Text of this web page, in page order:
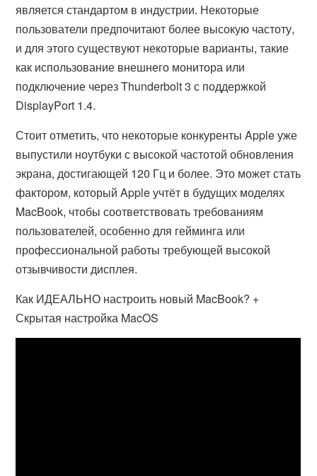
является стандартом в индустрии. Некоторые
пользователи предпочитают более высокую частоту,
и для этого существуют некоторые варианты, такие
как использование внешнего монитора или
подключение через Thunderbolt 3 с поддержкой
DisplayPort 1.4.
Стоит отметить, что некоторые конкуренты Apple уже
выпустили ноутбуки с высокой частотой обновления
экрана, достигающей 120 Гц и более. Это может стать
фактором, который Apple учтёт в будущих моделях
MacBook, чтобы соответствовать требованиям
пользователей, особенно для гейминга или
профессиональной работы требующей высокой
отзывчивости дисплея.
Как ИДЕАЛЬНО настроить новый MacBook? +
Скрытая настройка MacOS